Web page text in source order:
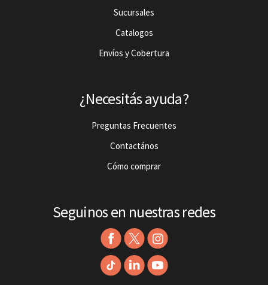
Sucursales
Catalogos
Envíos y Cobertura
¿Necesitás ayuda?
Preguntas Frecuentes
Contactános
Cómo comprar
Seguinos en nuestras redes